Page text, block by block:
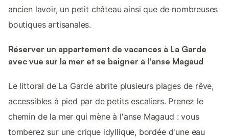
ancien lavoir, un petit château ainsi que de nombreuses
boutiques artisanales.
Réserver un appartement de vacances à La Garde
avec vue sur la mer et se baigner à l'anse Magaud
Le littoral de La Garde abrite plusieurs plages de rêve,
accessibles à pied par de petits escaliers. Prenez le
chemin de la mer qui mène à l'anse Magaud : vous
tomberez sur une crique idyllique, bordée d'une eau